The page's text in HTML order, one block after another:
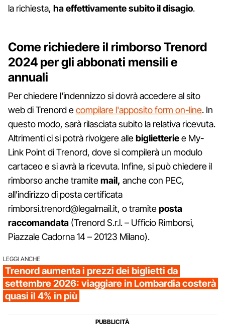
la richiesta, ha effettivamente subito il disagio.
Come richiedere il rimborso Trenord
2024 per gli abbonati mensili e
annuali
Per chiedere l'indennizzo si dovrà accedere al sito
web di Trenord ecompilare l'apposito form on-line. In
questo modo, sarà rilasciata subito la relativa ricevuta.
Altrimenti ci si potrà rivolgere allebiglietteriee My-
Link Point di Trenord, dove si compilerà un modulo
cartaceo e si avrà la ricevuta. Infine, si può chiedere il
rimborso anche tramitemail, anche con PEC,
all'indirizzo di posta certificata
rimborsi.trenord@legalmail.it, o tramiteposta
raccomandata (Trenord S.r.l. – Ufficio Rimborsi,
Piazzale Cadorna 14 – 20123 Milano).
LEGGI ANCHE
Trenord aumenta i prezzi dei biglietti da
settembre 2026: viaggiare in Lombardia costerà
quasi il 4% in più